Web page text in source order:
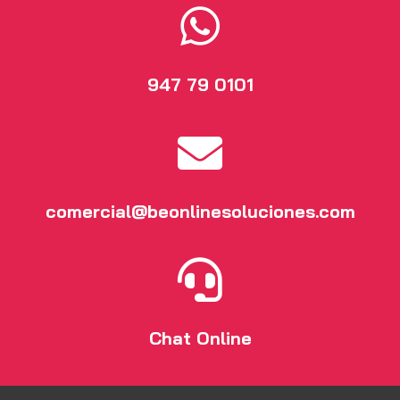

947 79 0101

comercial@beonlinesoluciones.com

Chat Online